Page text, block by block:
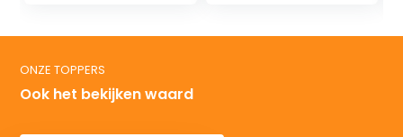
ONZE TOPPERS
Ook het bekijken waard